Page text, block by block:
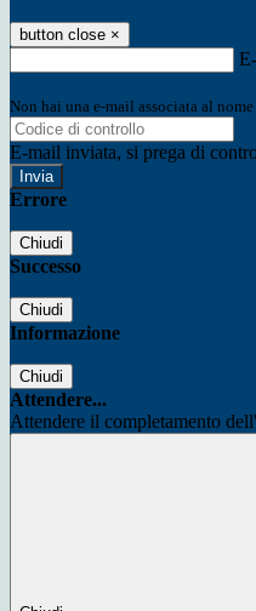
button close ×
Non hai una e-mail associata al
E-mail inviata, si prega di
Errore
Chiudi
Successo
Chiudi
Informazione
Chiudi
Attendere...
Attendere il completamento